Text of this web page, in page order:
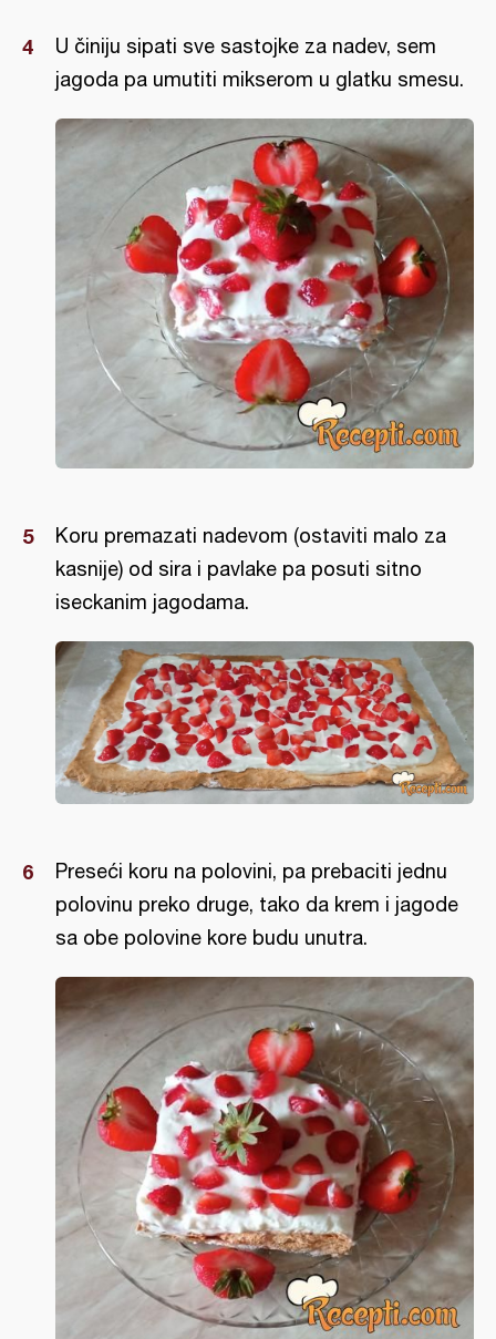
U činiju sipati sve sastojke za nadev, sem
jagoda pa umutiti mikserom u glatku smesu.
Koru premazati nadevom (ostaviti malo za
kasnije) od sira i pavlake pa posuti sitno
iseckanim jagodama.
Preseći koru na polovini, pa prebaciti jednu
polovinu preko druge, tako da krem i jagode
sa obe polovine kore budu unutra.